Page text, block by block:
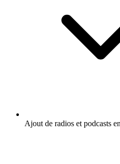
Ajout de radios et podcasts